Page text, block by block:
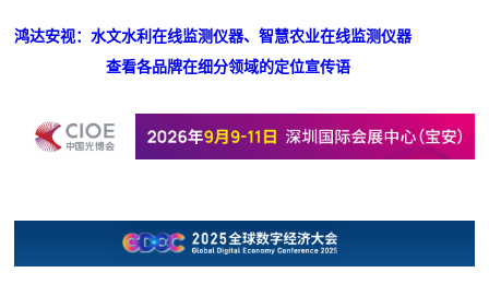
鸿达安视：水文水利在线监测仪器、智慧农业在线监测仪器
查看各品牌在细分领域的定位宣传语